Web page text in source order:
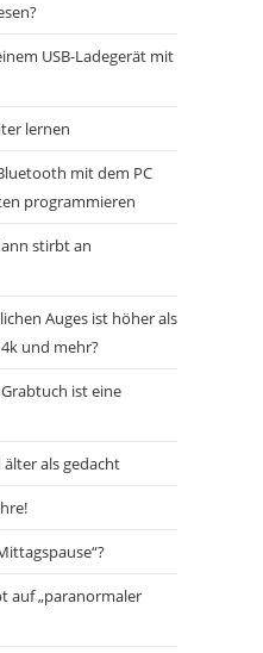
USB-Ladegerät mit
lernen
mit dem PC
programmieren
stirbt an
Auges ist höher als
und mehr?
ist eine
als gedacht
auf „paranormaler